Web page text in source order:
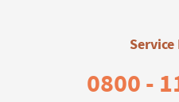
0800 -